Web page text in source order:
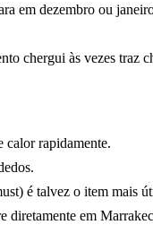
em dezembro ou
chergui às vezes traz
calor rapidamente.
é talvez o item mais
em